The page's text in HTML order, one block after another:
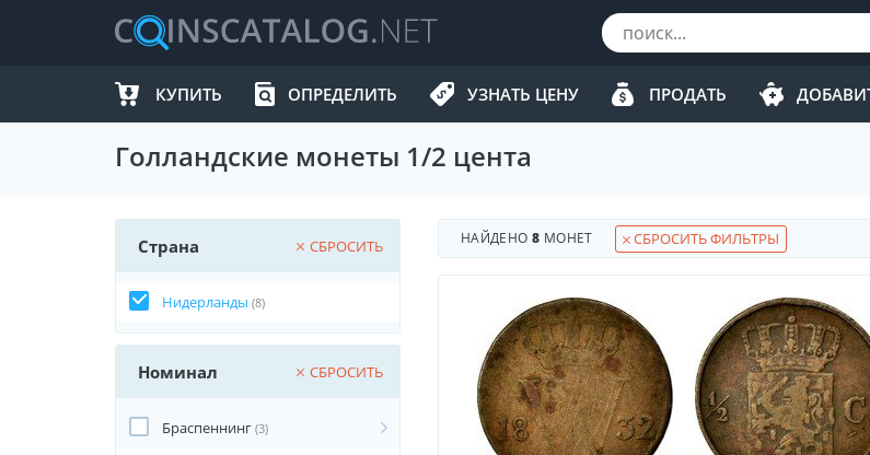
КУПИТЬ ОПРЕДЕЛИТЬ УЗНАТЬ ЦЕНУ ПРОДАТЬ
Голландские монеты 1/2 цента
Страна СБРОСИТЬ
Нидерланды (8)
Номинал СБРОСИТЬ
Браспеннинг (3)
НАЙДЕНО8 МОНЕТ СБРОСИТЬ ФИЛЬТРЫ